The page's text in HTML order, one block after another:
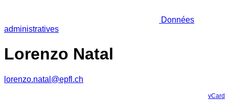
Données
administratives
Lorenzo Natal
lorenzo.natal@epfl.ch
vCard